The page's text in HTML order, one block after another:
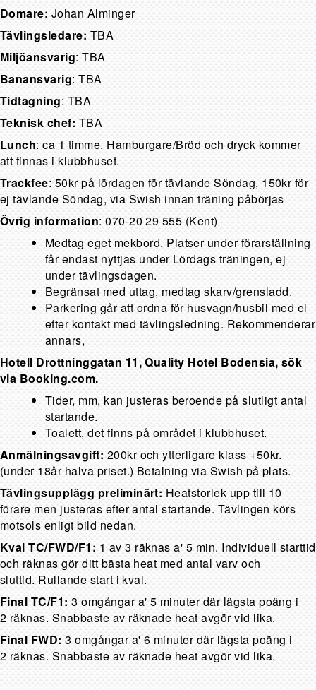
Domare: Johan Alminger
Tävlingsledare: TBA
Miljöansvarig: TBA
Banansvarig: TBA
Tidtagning: TBA
Teknisk chef: TBA
Lunch: ca 1 timme. Hamburgare/Bröd och dryck kommer
att finnas i klubbhuset.
Trackfee: 50kr på lördagen för tävlande Söndag, 150kr för
ej tävlande Söndag, via Swish innan träning påbörjas
Övrig information: 070-20 29 555 (Kent)
Medtag eget mekbord. Platser under förarställning
får endast nyttjas under Lördags träningen, ej
under tävlingsdagen.
Begränsat med uttag, medtag skarv/grensladd.
Parkering går att ordna för husvagn/husbil med el
efter kontakt med tävlingsledning. Rekommenderar
annars,
Hotell Drottninggatan 11, Quality Hotel Bodensia, sök
via Booking.com.
Tider, mm, kan justeras beroende på slutligt antal
startande.
Toalett, det finns på området i klubbhuset.
Anmälningsavgift: 200kr och ytterligare klass +50kr.
(under 18år halva priset.) Betalning via Swish på plats.
Tävlingsupplägg preliminärt: Heatstorlek upp till 10
förare men justeras efter antal startande. Tävlingen körs
motsols enligt bild nedan.
Kval TC/FWD/F1: 1 av 3 räknas a' 5 min. Individuell starttid
och räknas gör ditt bästa heat med antal varv och
sluttid. Rullande start i kval.
Final TC/F1: 3 omgångar a' 5 minuter där lägsta poäng i
2 räknas. Snabbaste av räknade heat avgör vid lika.
Final FWD: 3 omgångar a' 6 minuter där lägsta poäng i
2 räknas. Snabbaste av räknade heat avgör vid lika.